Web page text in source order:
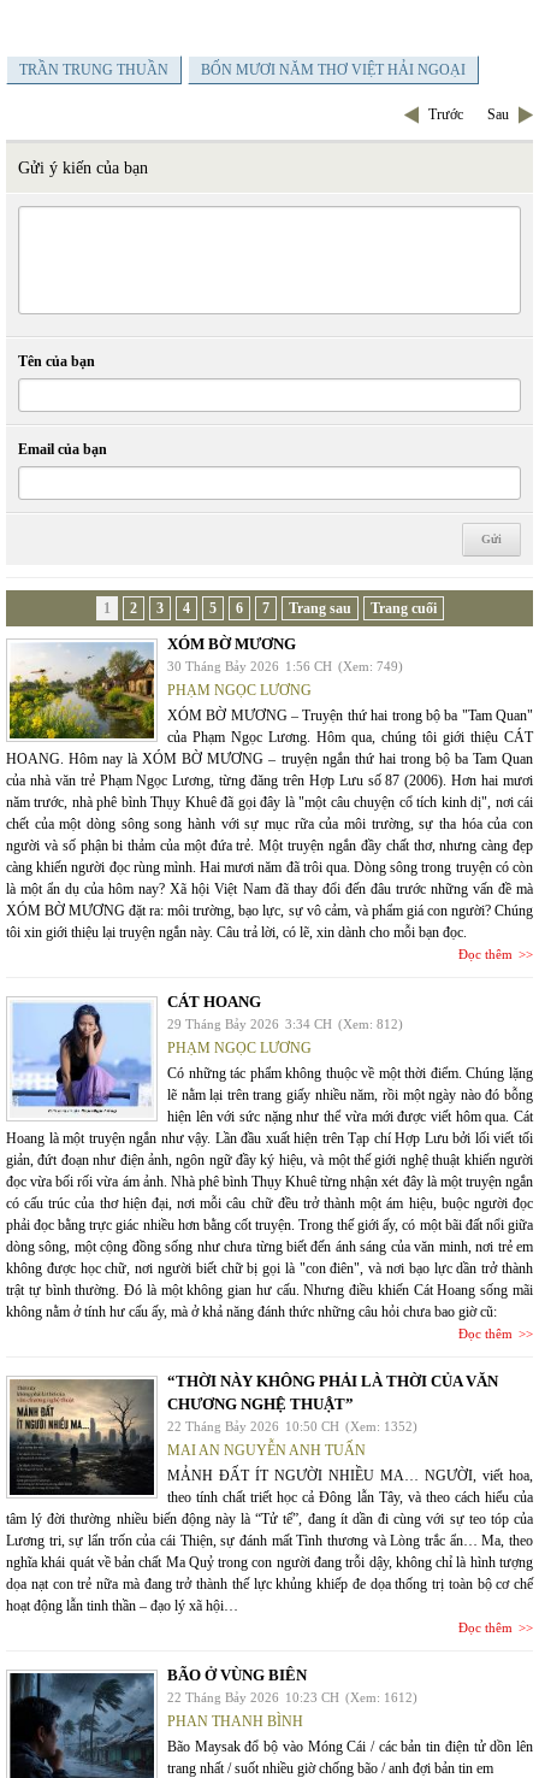
TRẦN TRUNG THUẦN BỐN MƯƠI NĂM THƠ VIỆT HẢI NGOẠI
Trước Sau
Gửi ý kiến của bạn
Tên của bạn
Email của bạn
1 2 3 4 5 6 7 Trang sau Trang cuối
XÓM BỜ MƯƠNG
30 Tháng Bảy 2026 1:56 CH (Xem: 749)
PHẠM NGỌC LƯƠNG
XÓM BỜ MƯƠNG – Truyện thứ hai trong bộ ba "Tam Quan"
của Phạm Ngọc Lương. Hôm qua, chúng tôi giới thiệu CÁT
HOANG. Hôm nay là XÓM BỜ MƯƠNG – truyện ngắn thứ hai trong bộ ba Tam Quan
của nhà văn trẻ Phạm Ngọc Lương, từng đăng trên Hợp Lưu số 87 (2006). Hơn hai mươi
năm trước, nhà phê bình Thụy Khuê đã gọi đây là "một câu chuyện cổ tích kinh dị", nơi cái
chết của một dòng sông song hành với sự mục rữa của môi trường, sự tha hóa của con
người và số phận bi thảm của một đứa trẻ. Một truyện ngắn đầy chất thơ, nhưng càng đẹp
càng khiến người đọc rùng mình. Hai mươi năm đã trôi qua. Dòng sông trong truyện có còn
là một ẩn dụ của hôm nay? Xã hội Việt Nam đã thay đổi đến đâu trước những vấn đề mà
XÓM BỜ MƯƠNG đặt ra: môi trường, bạo lực, sự vô cảm, và phẩm giá con người? Chúng
tôi xin giới thiệu lại truyện ngắn này. Câu trả lời, có lẽ, xin dành cho mỗi bạn đọc.
Đọc thêm
CÁT HOANG
29 Tháng Bảy 2026 3:34 CH (Xem: 812)
PHẠM NGỌC LƯƠNG
Có những tác phẩm không thuộc về một thời điểm. Chúng lặng
lẽ nằm lại trên trang giấy nhiều năm, rồi một ngày nào đó bỗng
hiện lên với sức nặng như thể vừa mới được viết hôm qua. Cát
Hoang là một truyện ngắn như vậy. Lần đầu xuất hiện trên Tạp chí Hợp Lưu bởi lối viết tối
giản, đứt đoạn như điện ảnh, ngôn ngữ đầy ký hiệu, và một thế giới nghệ thuật khiến người
đọc vừa bối rối vừa ám ảnh. Nhà phê bình Thụy Khuê từng nhận xét đây là một truyện ngắn
có cấu trúc của thơ hiện đại, nơi mỗi câu chữ đều trở thành một ám hiệu, buộc người đọc
phải đọc bằng trực giác nhiều hơn bằng cốt truyện. Trong thế giới ấy, có một bãi đất nổi giữa
dòng sông, một cộng đồng sống như chưa từng biết đến ánh sáng của văn minh, nơi trẻ em
không được học chữ, nơi người biết chữ bị gọi là "con điên", và nơi bạo lực dần trở thành
trật tự bình thường. Đó là một không gian hư cấu. Nhưng điều khiến Cát Hoang sống mãi
không nằm ở tính hư cấu ấy, mà ở khả năng đánh thức những câu hỏi chưa bao giờ cũ:
Đọc thêm
“THỜI NÀY KHÔNG PHẢI LÀ THỜI CỦA VĂN
CHƯƠNG NGHỆ THUẬT”
22 Tháng Bảy 2026 10:50 CH (Xem: 1352)
MAI AN NGUYỄN ANH TUẤN
MẢNH ĐẤT ÍT NGƯỜI NHIỀU MA… NGƯỜI, viết hoa,
theo tính chất triết học cả Đông lẫn Tây, và theo cách hiểu của
tâm lý đời thường nhiều biến động này là “Tử tế”, đang ít dần đi cùng với sự teo tóp của
Lương tri, sự lẩn trốn của cái Thiện, sự đánh mất Tình thương và Lòng trắc ẩn… Ma, theo
nghĩa khái quát về bản chất Ma Quỷ trong con người đang trỗi dậy, không chỉ là hình tượng
dọa nạt con trẻ nữa mà đang trở thành thế lực khủng khiếp đe dọa thống trị toàn bộ cơ chế
hoạt động lẫn tinh thần – đạo lý xã hội…
Đọc thêm
BÃO Ở VÙNG BIÊN
22 Tháng Bảy 2026 10:23 CH (Xem: 1612)
PHAN THANH BÌNH
Bão Maysak đổ bộ vào Móng Cái / các bản tin điện tử dồn lên
trang nhất / suốt nhiều giờ chống bão / anh đợi bản tin em